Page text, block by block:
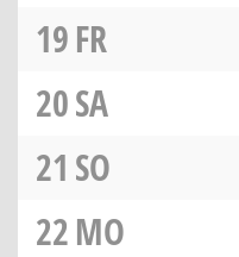
19FR
20SA
21 SO
22MO